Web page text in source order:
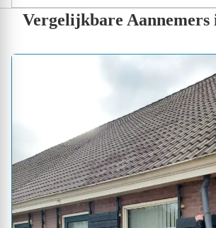
Vergelijkbare Aannemers